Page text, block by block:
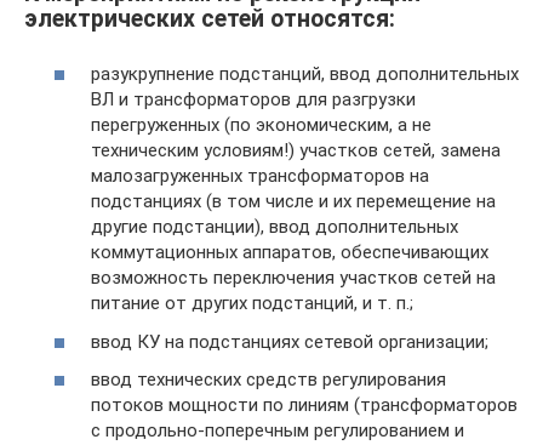
электрических сетей относятся:
разукрупнение подстанций, ввод дополнительных
ВЛ и трансформаторов для разгрузки
перегруженных (по экономическим, а не
техническим условиям!) участков сетей, замена
малозагруженных трансформаторов на
подстанциях (в том числе и их перемещение на
другие подстанции), ввод дополнительных
коммутационных аппаратов, обеспечивающих
возможность переключения участков сетей на
питание от других подстанций, и т. п.;
ввод КУ на подстанциях сетевой организации;
ввод технических средств регулирования
потоков мощности по линиям (трансформаторов
с продольно-поперечным регулированием и